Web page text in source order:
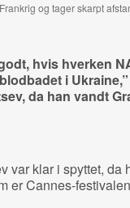
og tager skarpt
hvis hverken
i
da han vandt
var klar i spyttet, da
er Cannes-